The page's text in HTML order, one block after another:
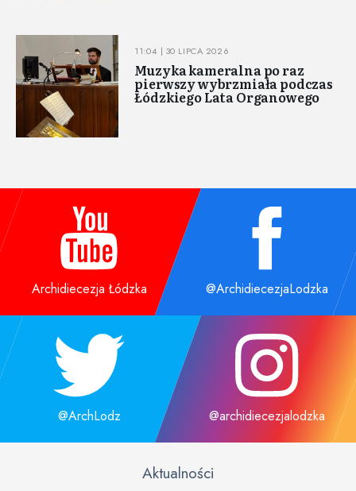
11:04 | 30 LIPCA 2026
Muzyka kameralna po raz
pierwszy wybrzmiała podczas
Łódzkiego Lata Organowego
Archidiecezja Łódzka @ArchidiecezjaLodzka
@ArchLodz @archidiecezjalodzka
Aktualności